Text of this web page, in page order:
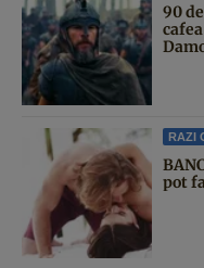
90
RAZI
pot